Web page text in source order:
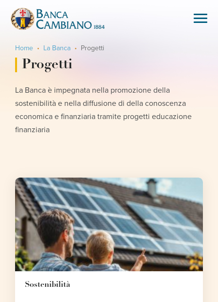
Home La Banca Progetti
Progetti
La Banca è impegnata nella promozione della
sostenibilità e nella diffusione di della conoscenza
economica e finanziaria tramite progetti educazione
finanziaria
Sostenibilità